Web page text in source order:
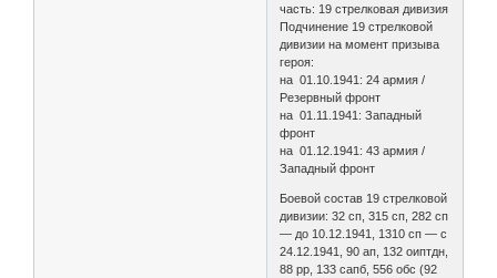
часть: 19 стрелковая дивизия
Подчинение 19 стрелковой
дивизии на момент призыва
героя:
на 01.10.1941: 24 армия /
Резервный фронт
на 01.11.1941: Западный
фронт
на 01.12.1941: 43 армия /
Западный фронт
Боевой состав 19 стрелковой
дивизии: 32 сп, 315 сп, 282 сп
— до 10.12.1941, 1310 сп — с
24.12.1941, 90 ап, 132 оиптдн,
88 рр, 133 сапб, 556 обс (92